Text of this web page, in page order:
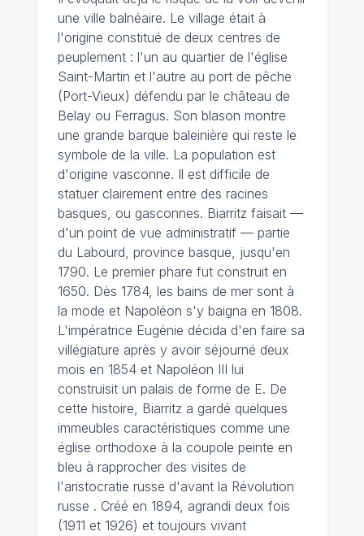
une ville balnéaire. Le village était à
l'origine constitué de deux centres de
peuplement : l'un au quartier de l'église
Saint-Martin et l'autre au port de pêche
(Port-Vieux) défendu par le château de
Belay ou Ferragus. Son blason montre
une grande barque baleinière qui reste le
symbole de la ville. La population est
d'origine vasconne. Il est difficile de
statuer clairement entre des racines
basques, ou gasconnes. Biarritz faisait —
d'un point de vue administratif — partie
du Labourd, province basque, jusqu'en
1790. Le premier phare fut construit en
1650. Dès 1784, les bains de mer sont à
la mode et Napoléon s'y baigna en 1808.
L'impératrice Eugénie décida d'en faire sa
villégiature après y avoir séjourné deux
mois en 1854 et Napoléon III lui
construisit un palais de forme de E. De
cette histoire, Biarritz a gardé quelques
immeubles caractéristiques comme une
église orthodoxe à la coupole peinte en
bleu à rapprocher des visites de
l'aristocratie russe d'avant la Révolution
russe . Créé en 1894, agrandi deux fois
(1911 et 1926) et toujours vivant